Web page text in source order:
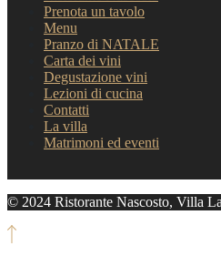
Prenota un tavolo
Menu
Pranzo di NATALE
Carta dei vini
Degustazione vini
Lezioni di cucina
Contatti
La villa
Matrimoni ed eventi
© 2024 Ristorante Nascosto, Villa